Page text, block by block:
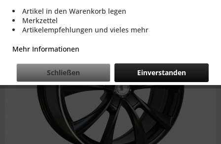
Artikel in den Warenkorb legen
Merkzettel
Artikelempfehlungen und vieles mehr
Mehr Informationen
Einverstanden
Schließen